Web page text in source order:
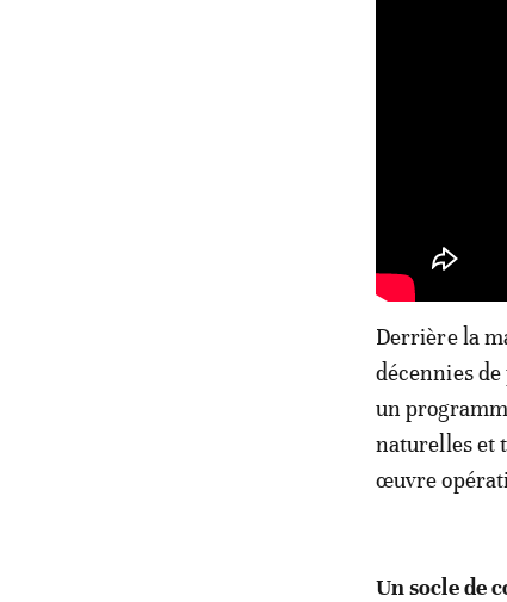
Derrière la
décennies
un
naturelles et
œuvre
Un socle de